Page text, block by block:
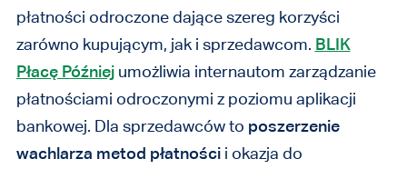
płatności odroczone dające szereg korzyści
zarówno kupującym, jak i sprzedawcom. BLIK
Płacę Późniejumożliwia internautom zarządzanie
płatnościami odroczonymi z poziomu aplikacji
bankowej. Dla sprzedawców to poszerzenie
wachlarza metod płatnościi okazja do